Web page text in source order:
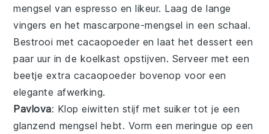
mengsel vanespresso en likeur. Laag delange
vingers en het mascarpone-mengsel in een schaal.
Bestrooi met cacaopoeder en laat het dessert een
paar uur in de koelkast opstijven. Serveer met een
beetje extra cacaopoeder bovenop voor een
elegante afwerking.
Pavlova: Klopeiwitten stijf met suiker tot je een
glanzend mengsel hebt. Vorm eenmeringue op een